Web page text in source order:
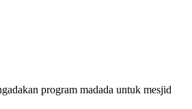
program madada untuk mesjid